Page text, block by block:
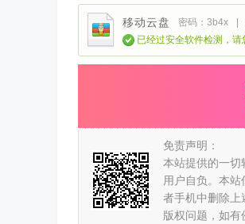
移动云盘 密码：3b4x
已经过安全软件检测，请
免责声明：
本站提供的一切
用户自负。本
者手机中删除上
版权问题，如有